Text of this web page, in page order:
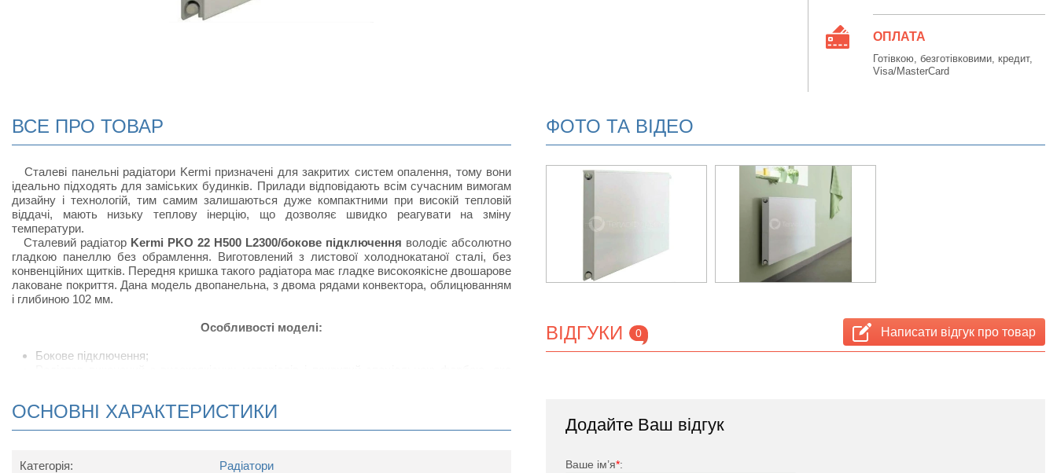
ОПЛАТА
Готівкою, безготівковими, кредит,
Visa/MasterCard
ВСЕ ПРО ТОВАР
Сталеві панельні радіатори Kermi призначені для закритих систем опалення, тому вони
ідеально підходять для заміських будинків. Прилади відповідають всім сучасним вимогам
дизайну і технологій, тим самим залишаються дуже компактними при високій тепловій
віддачі, мають низьку теплову інерцію, що дозволяє швидко реагувати на зміну
температури.
Сталевий радіатор Kermi PKO 22 H500 L2300/бокове підключення володіє абсолютно
гладкою панеллю без обрамлення. Виготовлений з листової холоднокатаної сталі, без
конвенційних щитків. Передня кришка такого радіатора має гладке високоякісне двошарове
лаковане покриття. Дана модель двопанельна, з двома рядами конвектора, облицюванням
і глибиною 102 мм.
Особливості моделі:
Бокове підключення;
своєрідних П-подібних виступів, набагато збільшують конвенцію повітряних потоків в
ОСНОВНІ ХАРАКТЕРИСТИКИ
Категорія: Радіатори
ФОТО ТА ВІДЕО
ВІДГУКИ 0 Написати відгук про товар
Додайте Ваш відгук
Ваше ім’я*: